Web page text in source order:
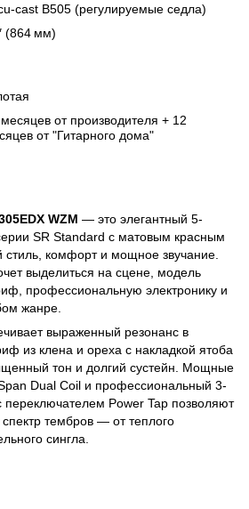
cast B505 (регулируемые седла)
(864 мм)
от производителя + 12
от "Гитарного дома"
WZM — это элегантный 5-
SR Standard с матовым красным
комфорт и мощное звучание.
выделиться на сцене, модель
профессиональную электронику и
жанре.
выраженный резонанс в
из клена и ореха с накладкой ятоба
тон и долгий сустейн. Мощные
Dual Coil и профессиональный 3-
переключателем Power Tap позволяют
тембров — от теплого
сингла.